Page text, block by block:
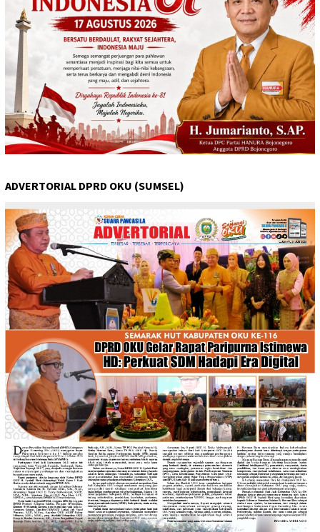
ADVERTORIAL DPRD OKU (SUMSEL)